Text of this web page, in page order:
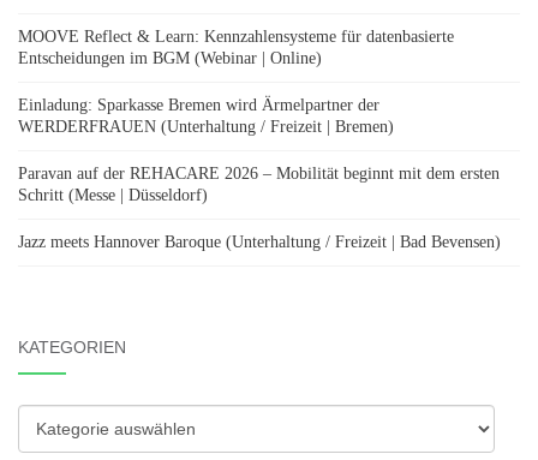
MOOVE Reflect & Learn: Kennzahlensysteme für datenbasierte
Entscheidungen im BGM (Webinar | Online)
Einladung: Sparkasse Bremen wird Ärmelpartner der
WERDERFRAUEN (Unterhaltung / Freizeit | Bremen)
Paravan auf der REHACARE 2026 – Mobilität beginnt mit dem ersten
Schritt (Messe | Düsseldorf)
Jazz meets Hannover Baroque (Unterhaltung / Freizeit | Bad Bevensen)
KATEGORIEN
Kategorien